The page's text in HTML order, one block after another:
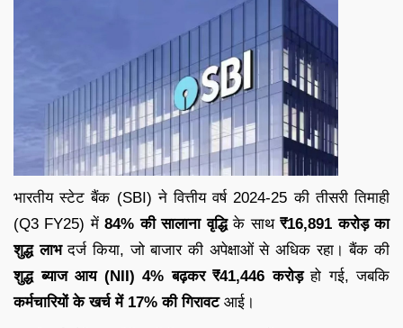
भारतीय स्टेट बैंक (SBI) ने वित्तीय वर्ष 2024-25 की तीसरी तिमाही
(Q3 FY25) में84% की सालाना वृद्धिके साथ₹16,891 करोड़ का
शुद्ध लाभदर्ज किया, जो बाजार की अपेक्षाओं से अधिक रहा। बैंक की
शुद्ध ब्याज आय (NII) 4% बढ़कर ₹41,446 करोड़हो गई, जबकि
कर्मचारियों के खर्च में 17% की गिरावटआई।